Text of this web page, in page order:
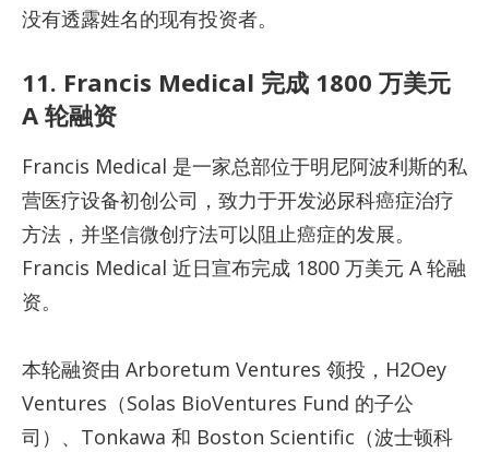
没有透露姓名的现有投资者。
11. Francis Medical 完成 1800 万美元
A 轮融资
Francis Medical 是一家总部位于明尼阿波利斯的私
营医疗设备初创公司，致力于开发泌尿科癌症治疗
方法，并坚信微创疗法可以阻止癌症的发展。
Francis Medical 近日宣布完成 1800 万美元 A 轮融
资。
本轮融资由 Arboretum Ventures 领投，H2Oey
Ventures（Solas BioVentures Fund 的子公
司）、Tonkawa 和 Boston Scientific（波士顿科